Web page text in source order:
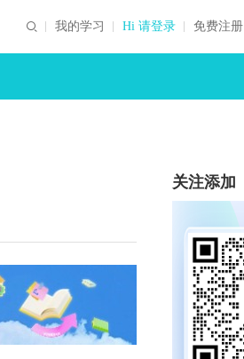
我的学习 Hi 请登录 免费注册
关注添加